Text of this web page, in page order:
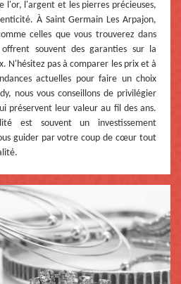
l'or, l'argent et les pierres précieuses,
À Saint Germain Les Arpajon,
celles que vous trouverez dans
souvent des garanties sur la
N'hésitez pas à comparer les prix et à
actuelles pour faire un choix
nous vous conseillons de privilégier
préservent leur valeur au fil des ans.
est souvent un investissement
guider par votre coup de cœur tout